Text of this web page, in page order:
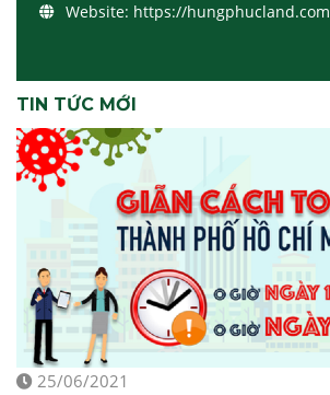
Website: https://hungphucland.com
TIN TỨC MỚI
25/06/2021